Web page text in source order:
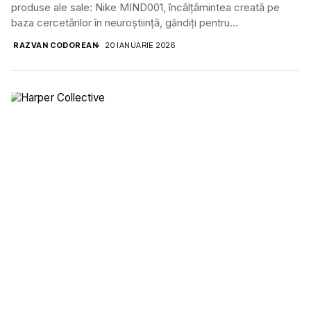
produse ale sale: Nike MIND001, încălțămintea creată pe
baza cercetărilor în neuroștiință, gândiți pentru...
RAZVAN CODOREAN 20 IANUARIE 2026